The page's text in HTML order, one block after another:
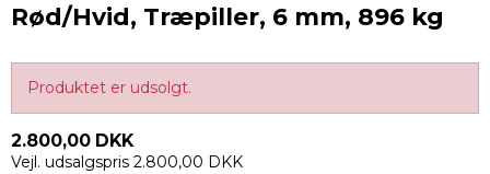
Rød/Hvid, Træpiller, 6 mm, 896 kg
Produktet er udsolgt.
2.800,00 DKK
Vejl. udsalgspris 2.800,00 DKK